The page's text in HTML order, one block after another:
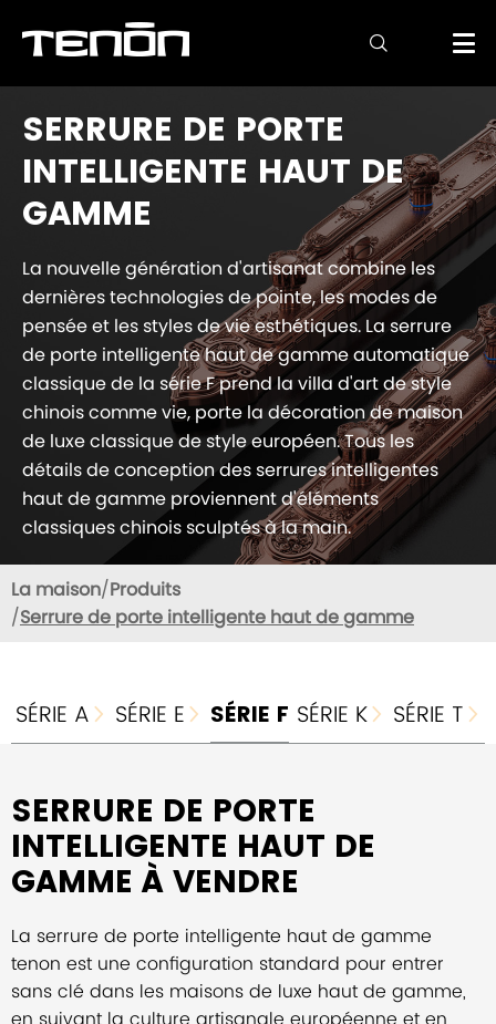

SERRURE DE PORTE
INTELLIGENTE HAUT DE
GAMME
La nouvelle génération d'artisanat combine les
dernières technologies de pointe, les modes de
pensée et les styles de vie esthétiques. La serrure
de porte intelligente haut de gamme automatique
classique de la série F prend la villa d'art de style
chinois comme vie, porte la décoration de maison
de luxe classique de style européen. Tous les
détails de conception des serrures intelligentes
haut de gamme proviennent d'éléments
classiques chinois sculptés à la main.
La maison Produits
Serrure de porte intelligente haut de gamme
SÉRIE A  SÉRIE E  SÉRIE F SÉRIE K  SÉRIE T 
SERRURE DE PORTE
INTELLIGENTE HAUT DE
GAMME À VENDRE
La serrure de porte intelligente haut de gamme
tenon est une configuration standard pour entrer
sans clé dans les maisons de luxe haut de gamme,